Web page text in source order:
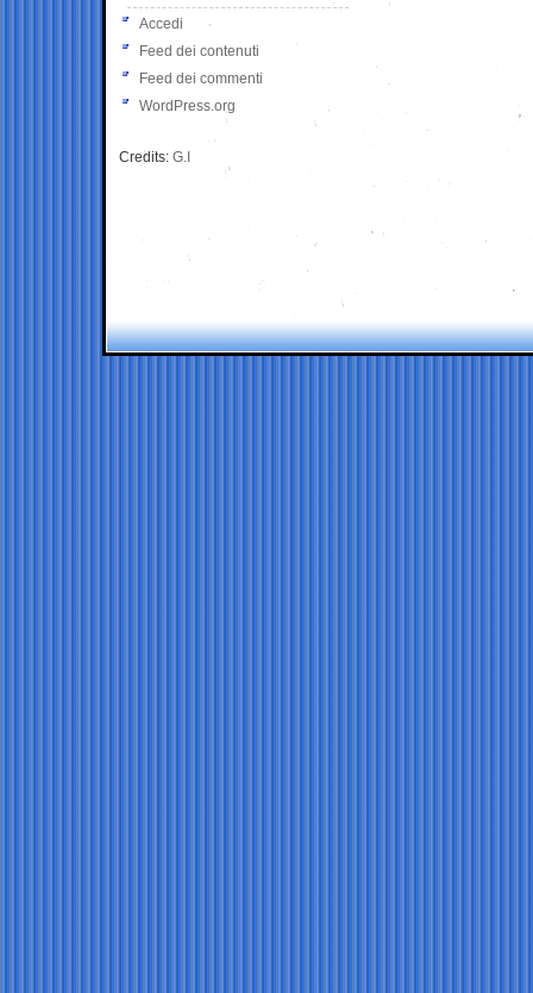
Accedi
Feed dei contenuti
Feed dei commenti
WordPress.org
Credits: G.I